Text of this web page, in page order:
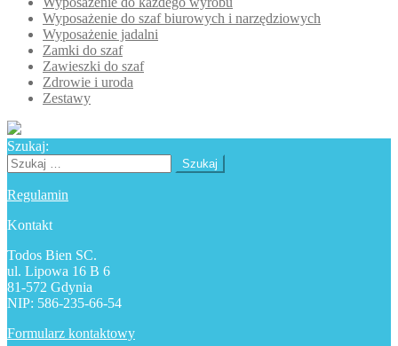
Wyposażenie do szaf biurowych i narzędziowych
Wyposażenie jadalni
Zamki do szaf
Zawieszki do szaf
Zdrowie i uroda
Zestawy
Szukaj:
Szukaj:
Regulamin
Kontakt
Todos Bien SC.
ul. Lipowa 16 B 6
81-572 Gdynia
NIP: 586-235-66-54
Formularz kontaktowy